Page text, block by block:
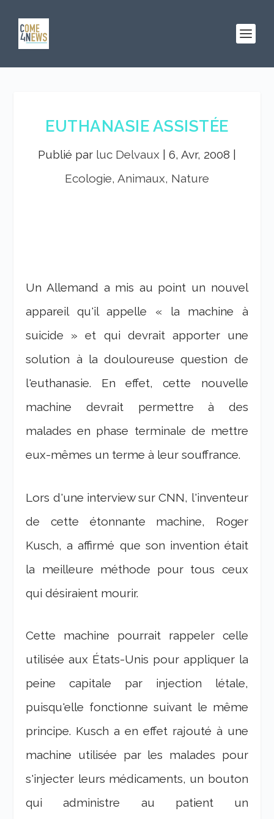
EUTHANASIE ASSISTÉE
Publié par luc Delvaux 6, Avr, 2008
Ecologie, Animaux, Nature
Un Allemand a mis au point un nouvel
appareil qu'il appelle « la machine à
suicide » et qui devrait apporter une
solution à la douloureuse question de
l'euthanasie. En effet, cette nouvelle
machine devrait permettre à des
malades en phase terminale de mettre
eux-mêmes un terme à leur souffrance.
Lors d'une interview sur CNN, l'inventeur
de cette étonnante machine, Roger
Kusch, a affirmé que son invention était
la meilleure méthode pour tous ceux
qui désiraient mourir.
Cette machine pourrait rappeler celle
utilisée aux États-Unis pour appliquer la
peine capitale par injection létale,
puisqu'elle fonctionne suivant le même
principe. Kusch a en effet rajouté à une
machine utilisée par les malades pour
s'injecter leurs médicaments, un bouton
qui administre au patient un